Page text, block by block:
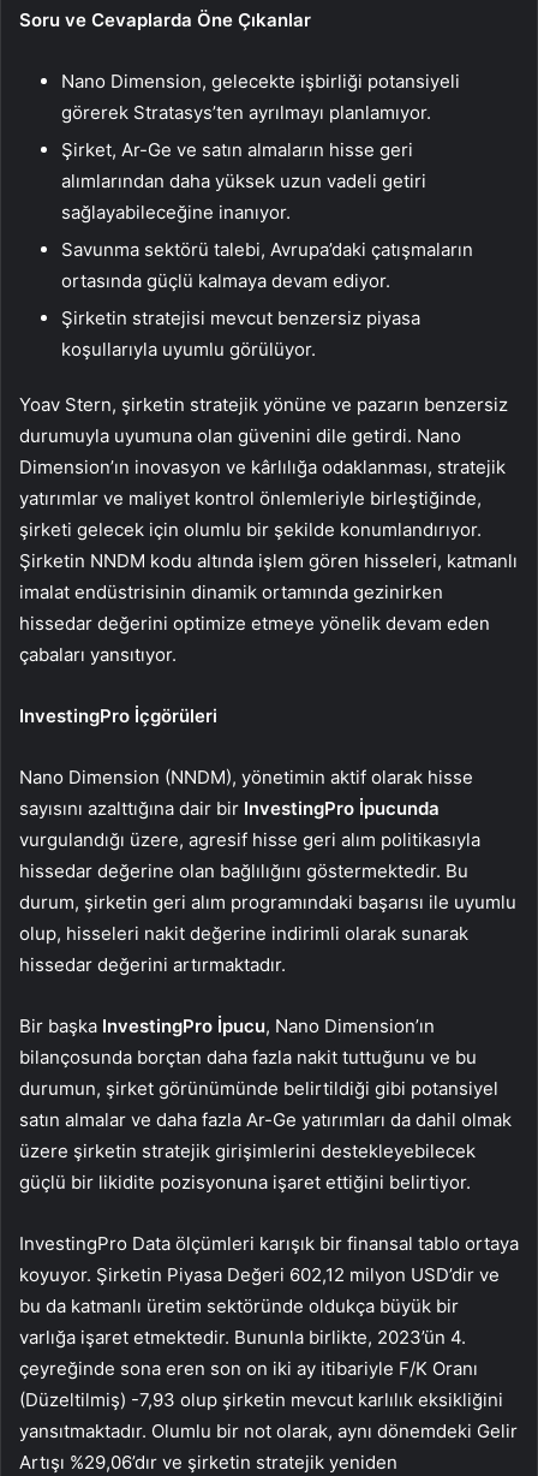
Soru ve Cevaplarda Öne Çıkanlar
Nano Dimension, gelecekte işbirliği potansiyeli
görerek Stratasys’ten ayrılmayı planlamıyor.
Şirket, Ar-Ge ve satın almaların hisse geri
alımlarından daha yüksek uzun vadeli getiri
sağlayabileceğine inanıyor.
Savunma sektörü talebi, Avrupa’daki çatışmaların
ortasında güçlü kalmaya devam ediyor.
Şirketin stratejisi mevcut benzersiz piyasa
koşullarıyla uyumlu görülüyor.
Yoav Stern, şirketin stratejik yönüne ve pazarın benzersiz
durumuyla uyumuna olan güvenini dile getirdi. Nano
Dimension’ın inovasyon ve kârlılığa odaklanması, stratejik
yatırımlar ve maliyet kontrol önlemleriyle birleştiğinde,
şirketi gelecek için olumlu bir şekilde konumlandırıyor.
Şirketin NNDM kodu altında işlem gören hisseleri, katmanlı
imalat endüstrisinin dinamik ortamında gezinirken
hissedar değerini optimize etmeye yönelik devam eden
çabaları yansıtıyor.
InvestingPro İçgörüleri
Nano Dimension (NNDM), yönetimin aktif olarak hisse
sayısını azalttığına dair bir InvestingPro İpucunda
vurgulandığı üzere, agresif hisse geri alım politikasıyla
hissedar değerine olan bağlılığını göstermektedir. Bu
durum, şirketin geri alım programındaki başarısı ile uyumlu
olup, hisseleri nakit değerine indirimli olarak sunarak
hissedar değerini artırmaktadır.
Bir başka InvestingPro İpucu, Nano Dimension’ın
bilançosunda borçtan daha fazla nakit tuttuğunu ve bu
durumun, şirket görünümünde belirtildiği gibi potansiyel
satın almalar ve daha fazla Ar-Ge yatırımları da dahil olmak
üzere şirketin stratejik girişimlerini destekleyebilecek
güçlü bir likidite pozisyonuna işaret ettiğini belirtiyor.
InvestingPro Data ölçümleri karışık bir finansal tablo ortaya
koyuyor. Şirketin Piyasa Değeri 602,12 milyon USD’dir ve
bu da katmanlı üretim sektöründe oldukça büyük bir
varlığa işaret etmektedir. Bununla birlikte, 2023’ün 4.
çeyreğinde sona eren son on iki ay itibariyle F/K Oranı
(Düzeltilmiş) -7,93 olup şirketin mevcut karlılık eksikliğini
yansıtmaktadır. Olumlu bir not olarak, aynı dönemdeki Gelir
Artışı %29,06’dır ve şirketin stratejik yeniden